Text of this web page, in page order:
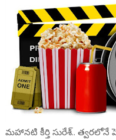
మహానటి కీర్తి సురేశ్.. త్వరలోనే